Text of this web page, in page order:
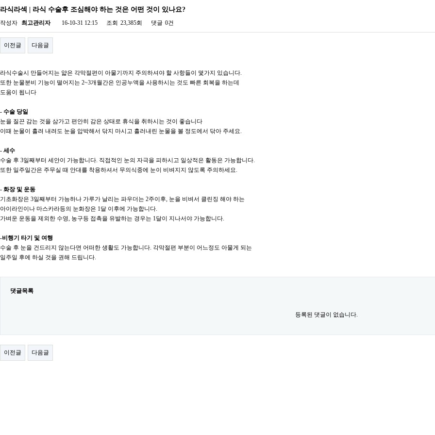
라식라섹 | 라식 수술후 조심해야 하는 것은 어떤 것이 있나요?
작성자 최고관리자 16-10-31 12:15 조회 23,385회 댓글 0건
이전글 다음글
라식수술시 만들어지는 얇은 각막절편이 아물기까지 주의하셔야 할 사항들이 몇가지 있습니다.
또한 눈물분비 기능이 떨어지는 2~3개월간은 인공누액을 사용하시는 것도 빠른 회복을 하는데
도움이 됩니다
- 수술 당일
눈을 질끈 감는 것을 삼가고 편안히 감은 상태로 휴식을 취하시는 것이 좋습니다
이때 눈물이 흘려 내려도 눈을 압박해서 닦지 마시고 흘러내린 눈물을 볼 정도에서 닦아 주세요.
- 세수
수술 후 3일째부터 세안이 가능합니다. 직접적인 눈의 자극을 피하시고 일상적은 활동은 가능합니다.
또한 일주일간은 주무실 때 안대를 착용하셔서 무의식중에 눈이 비벼지지 않도록 주의하세요.
- 화장 및 운동
기초화장은 3일째부터 가능하나 가루가 날리는 파우더는 2주이후, 눈을 비벼서 클린징 해야 하는
아이라인이나 마스카라등의 눈화장은 1달 이후에 가능합니다.
가벼운 운동을 제외한 수영, 농구등 접촉을 유발하는 경우는 1달이 지나서야 가능합니다.
-비행기 타기 및 여행
수술 후 눈을 건드리지 않는다면 어떠한 생활도 가능합니다. 각막절편 부분이 어느정도 아물게 되는
일주일 후에 하실 것을 권해 드립니다.
댓글목록
등록된 댓글이 없습니다.
이전글 다음글